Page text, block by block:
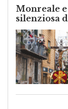
IL TESTO
Monreale e
silenziosa